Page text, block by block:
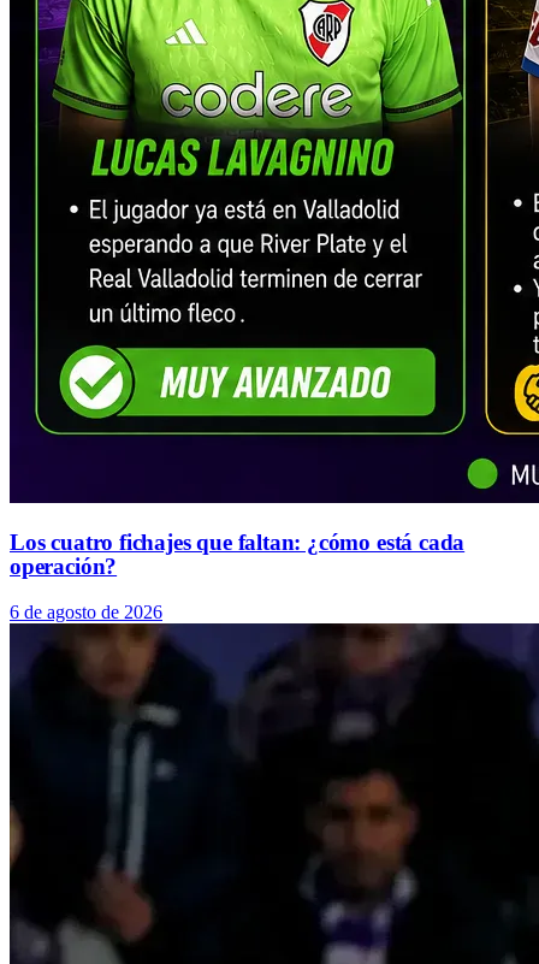
Los cuatro fichajes que faltan: ¿cómo está cada
operación?
6 de agosto de 2026